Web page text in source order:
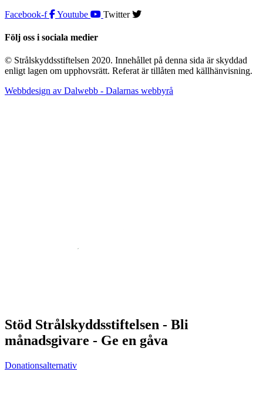
Facebook-f
Youtube Twitter
Följ oss i sociala medier
© Strålskyddsstiftelsen 2020. Innehållet på denna sida är skyddad
enligt lagen om upphovsrätt. Referat är tillåten med källhänvisning.
Webbdesign av Dalwebb - Dalarnas webbyrå
Stöd Strålskyddsstiftelsen - Bli
månadsgivare - Ge en gåva
Donationsalternativ